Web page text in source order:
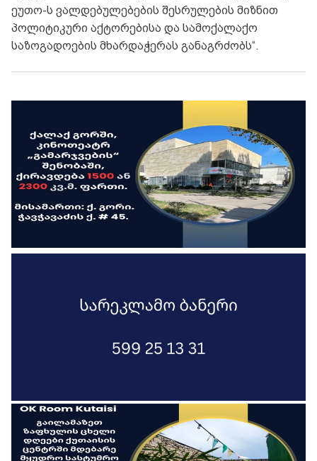
ეუთო-ს ვალდებულებების შესრულების მიზნით
პოლიტიკური აქტორებისა და სამოქალაქო
საზოგადოების მხარდაჭერას განაგრძობს“.